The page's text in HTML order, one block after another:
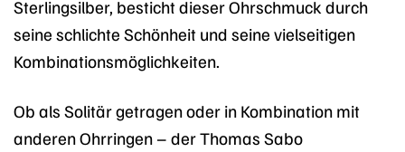
Sterlingsilber, besticht dieser Ohrschmuck durch
seine schlichte Schönheit und seine vielseitigen
Kombinationsmöglichkeiten.
Ob als Solitär getragen oder in Kombination mit
anderen Ohrringen – der Thomas Sabo